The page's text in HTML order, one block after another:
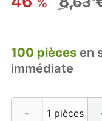
100 piècesen
immédiate
-